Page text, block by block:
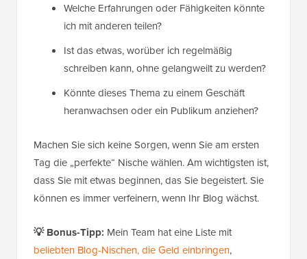
Welche Erfahrungen oder Fähigkeiten könnte
ich mit anderen teilen?
Ist das etwas, worüber ich regelmäßig
schreiben kann, ohne gelangweilt zu werden?
Könnte dieses Thema zu einem Geschäft
heranwachsen oder ein Publikum anziehen?
Machen Sie sich keine Sorgen, wenn Sie am ersten
Tag die „perfekte“ Nische wählen. Am wichtigsten ist,
dass Sie mit etwas beginnen, das Sie begeistert. Sie
können es immer verfeinern, wenn Ihr Blog wächst.
💡 Bonus-Tipp: Mein Team hat eine Liste mit
beliebten Blog-Nischen, die Geld einbringen,